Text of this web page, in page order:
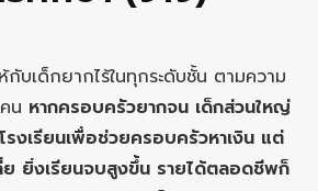
บเด็กยากไร้ในทุกระดับชั้น ตามความ
น หากครอบครัวยากจน เด็กส่วนใหญ่
รงเรียนเพื่อช่วยครอบครัวหาเงิน แต่
ย ยิ่งเรียนจบสูงขึ้น รายได้ตลอดชีพก็